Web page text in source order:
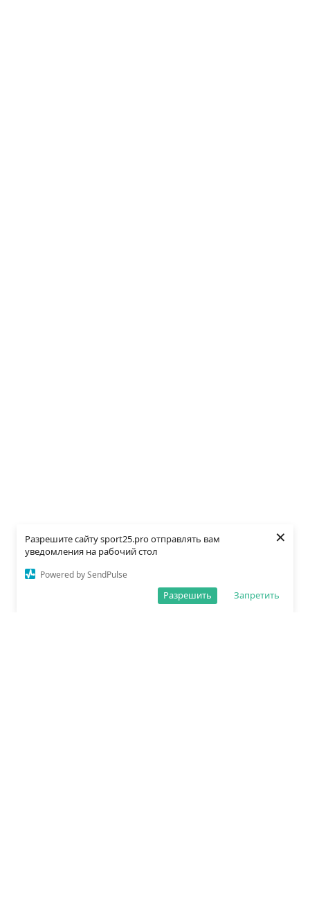
Разрешите сайту sport25.pro отправлять вам
уведомления на рабочий стол
Powered by SendPulse
Запретить
Разрешить
×